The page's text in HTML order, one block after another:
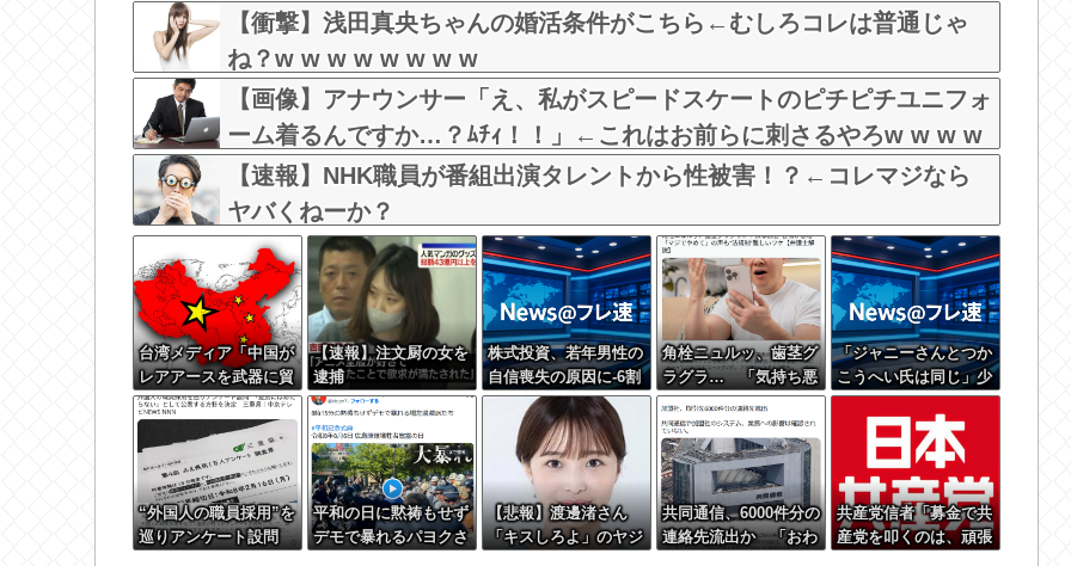
【衝撃】浅田真央ちゃんの婚活条件がこちら←むしろコレは普通じゃ
ね？w w w w w w w w
【画像】アナウンサー「え、私がスピードスケートのピチピチユニフォ
ーム着るんですか…？ﾑﾁｨ！！」←これはお前らに刺さるやろw w w w
w w w w
【速報】NHK職員が番組出演タレントから性被害！？←コレマジなら
ヤバくねーか？
台湾メディア「中国が
レアアースを武器に貿
易戦争した結果ｗｗｗ
ｗｗｗｗｗ」
【速報】注文厨の女を
逮捕
株式投資、若年男性の
自信喪失の原因に-6割
超が「人生の敗者」自
角栓ニュルッ、歯茎グ
ラグラ… 「気持ち悪
いネット広告」への苦
情が急増
「ジャニーさんとつか
こうへい氏は同じ」少
年隊・錦織一清が明か
すレジェンドの共通点
と我流の演出論
“外国人の職員採用”を
巡りアンケート設問
平和の日に黙祷もせず
デモで暴れるパヨクさ
【悲報】渡邊渚さん
「キスしろよ」のヤジ
共同通信、6000件分の
連絡先流出か 「おわ
共産党信者「募金で共
産党を叩くのは、頑張